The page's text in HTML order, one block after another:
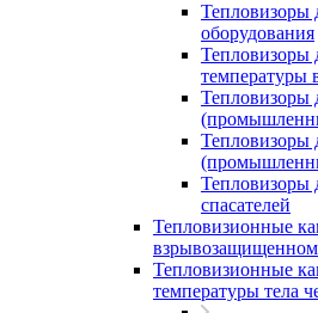
Тепловизоры
оборудования
Тепловизоры
температуры
Тепловизоры
Тепловизоры
Тепловизоры
спасателей
Тепловизионные
взрывозащищенном
Тепловизионные
температуры тела